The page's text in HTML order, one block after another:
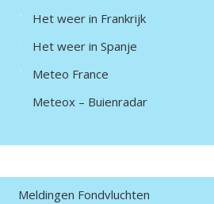
Het weer in Frankrijk
Het weer in Spanje
Meteo France
Meteox – Buienradar
Meldingen Fondvluchten